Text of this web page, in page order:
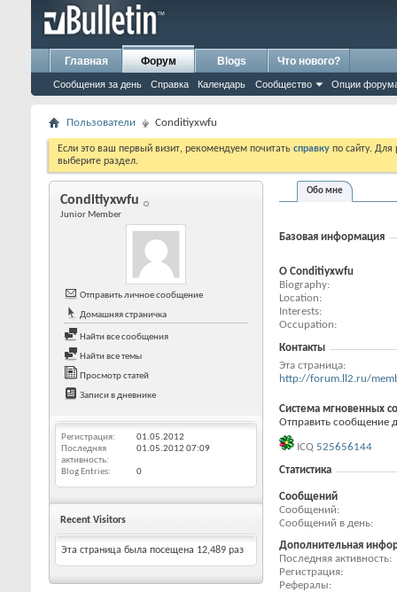
Главная Форум
Сообщения за день Справка Календарь Сообщество Опции
Blogs Что нового?
Пользователи Conditiyxwfu
Если это ваш первый визит, рекомендуем почитать справку по сайту.
выберите раздел.
Conditiyxwfu
Junior Member
Отправить личное сообщение
Домашняя страничка
Найти все сообщения
Найти все темы
Просмотр статей
Записи в дневнике
Регистрация
01.05.2012
Последняя
активность
01.05.2012 07:09
Blog Entries 0
Recent Visitors
Эта страница была посещена 12,489 раз
Обо мне
Базовая информация
О Conditiyxwfu
Biography
Location
Interests
Occupation
Контакты
Эта страница
http://forum.ll2.ru/
Система мгновенных
Отправить сообщение
ICQ 525656144
Статистика
Сообщений
Сообщений
Сообщений в день
Дополнительная
Последняя активность
Регистрация
Рефералы